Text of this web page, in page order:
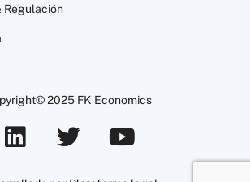
Regulación
2025 FK Economics